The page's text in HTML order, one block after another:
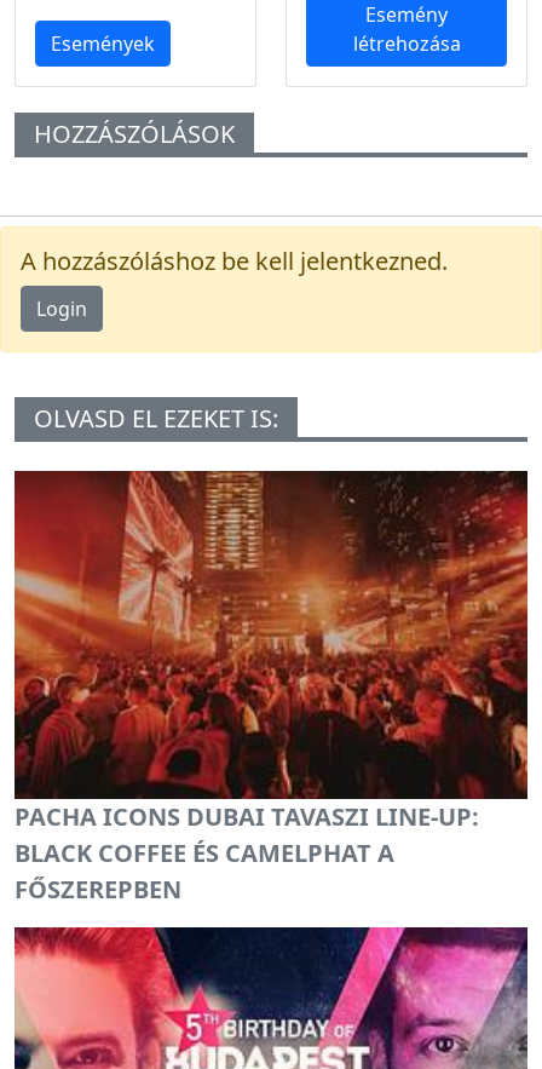
Események
Esemény
létrehozása
HOZZÁSZÓLÁSOK
A hozzászóláshoz be kell jelentkezned.
Login
OLVASD EL EZEKET IS:
PACHA ICONS DUBAI TAVASZI LINE-UP:
BLACK COFFEE ÉS CAMELPHAT A
FŐSZEREPBEN